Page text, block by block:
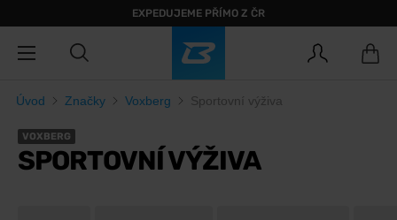
EXPEDUJEME PŘÍMO Z ČR
Úvod Značky Voxberg Sportovní výživa
VOXBERG
SPORTOVNÍ VÝŽIVA